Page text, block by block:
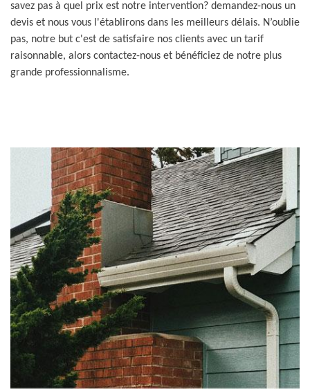
savez pas à quel prix est notre intervention? demandez-nous un
devis et nous vous l'établirons dans les meilleurs délais. N’oublie
pas, notre but c'est de satisfaire nos clients avec un tarif
raisonnable, alors contactez-nous et bénéficiez de notre plus
grande professionnalisme.